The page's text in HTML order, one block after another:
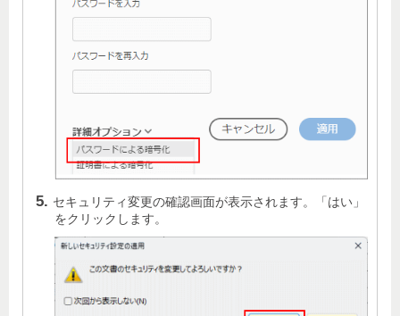
セキュリティ変更の確認画面が表示されます。「はい」
をクリックします。